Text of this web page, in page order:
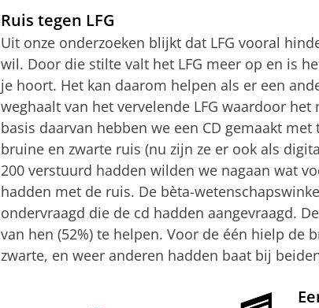
Ruis tegen LFG
Uit onze onderzoeken blijkt dat LFG vooral
wil. Door die stilte valt het LFG meer op en is
je hoort. Het kan daarom helpen als er een
weghaalt van het vervelende LFG waardoor
basis daarvan hebben we een CD gemaakt
bruine en zwarte ruis (nu zijn ze er ook als
200 verstuurd hadden wilden we nagaan wat
hadden met de ruis. De bèta-
ondervraagd die de cd hadden aangevraagd.
van hen (52%) te helpen. Voor de één hielp de
zwarte, en weer anderen hadden baat bij